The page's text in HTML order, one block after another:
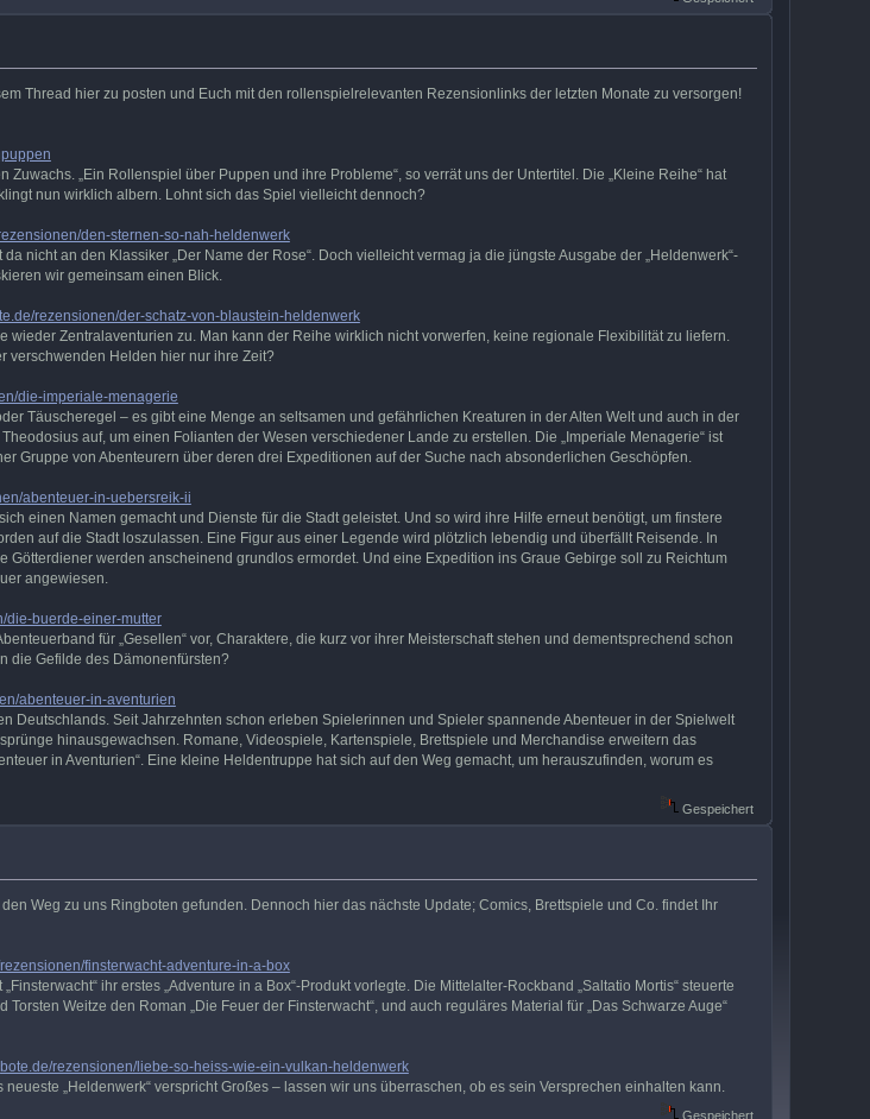
Thread hier zu posten und Euch mit den rollenspielrelevanten Rezensionlinks der letzten Monate zu versorgen!
Zuwachs. „Ein Rollenspiel über Puppen und ihre Probleme“, so verrät uns der Untertitel. Die „Kleine Reihe“ hat
nun wirklich albern. Lohnt sich das Spiel vielleicht dennoch?
den-sternen-so-nah-heldenwerk
nicht an den Klassiker „Der Name der Rose“. Doch vielleicht vermag ja die jüngste Ausgabe der „Heldenwerk“-
wir gemeinsam einen Blick.
rezensionen/der-schatz-von-blaustein-heldenwerk
Zentralaventurien zu. Man kann der Reihe wirklich nicht vorwerfen, keine regionale Flexibilität zu liefern.
verschwenden Helden hier nur ihre Zeit?
die-imperiale-menagerie
Täuscheregel – es gibt eine Menge an seltsamen und gefährlichen Kreaturen in der Alten Welt und auch in der
auf, um einen Folianten der Wesen verschiedener Lande zu erstellen. Die „Imperiale Menagerie“ ist
Gruppe von Abenteurern über deren drei Expeditionen auf der Suche nach absonderlichen Geschöpfen.
abenteuer-in-uebersreik-ii
einen Namen gemacht und Dienste für die Stadt geleistet. Und so wird ihre Hilfe erneut benötigt, um finstere
auf die Stadt loszulassen. Eine Figur aus einer Legende wird plötzlich lebendig und überfällt Reisende. In
werden anscheinend grundlos ermordet. Und eine Expedition ins Graue Gebirge soll zu Reichtum
angewiesen.
die-buerde-einer-mutter
für „Gesellen“ vor, Charaktere, die kurz vor ihrer Meisterschaft stehen und dementsprechend schon
die Gefilde des Dämonenfürsten?
abenteuer-in-aventurien
Deutschlands. Seit Jahrzehnten schon erleben Spielerinnen und Spieler spannende Abenteuer in der Spielwelt
hinausgewachsen. Romane, Videospiele, Kartenspiele, Brettspiele und Merchandise erweitern das
in Aventurien“. Eine kleine Heldentruppe hat sich auf den Weg gemacht, um herauszufinden, worum es
Gespeichert
Weg zu uns Ringboten gefunden. Dennoch hier das nächste Update; Comics, Brettspiele und Co. findet Ihr
finsterwacht-adventure-in-a-box
ihr erstes „Adventure in a Box“-Produkt vorlegte. Die Mittelalter-Rockband „Saltatio Mortis“ steuerte
Weitze den Roman „Die Feuer der Finsterwacht“, und auch reguläres Material für „Das Schwarze Auge“
rezensionen/liebe-so-heiss-wie-ein-vulkan-heldenwerk
„Heldenwerk“ verspricht Großes – lassen wir uns überraschen, ob es sein Versprechen einhalten kann.
Gespeichert